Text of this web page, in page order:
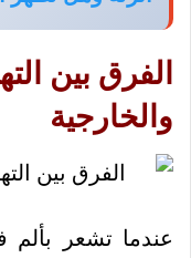
الفرق بين
والخارجية
عندما تشعر